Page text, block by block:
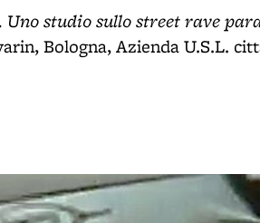
Uno studio sullo street rave
Bologna, Azienda U.S.L.